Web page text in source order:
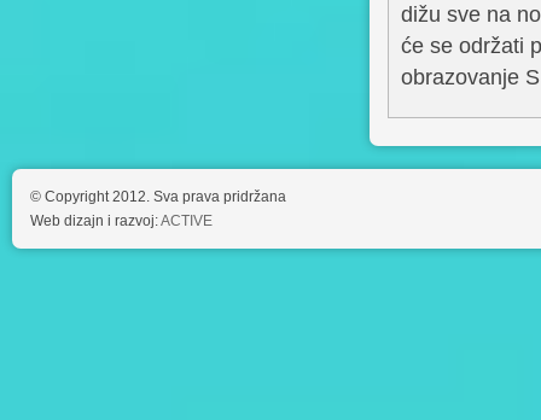
dižu sve na
će se održati
obrazovanje
© Copyright 2012. Sva prava pridržana
Web dizajn i razvoj:ACTIVE